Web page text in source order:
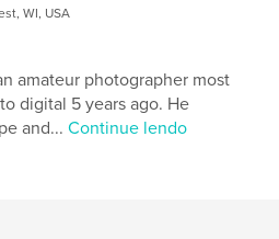
WI, USA
amateur photographer most
digital 5 years ago. He
and...Continue lendo